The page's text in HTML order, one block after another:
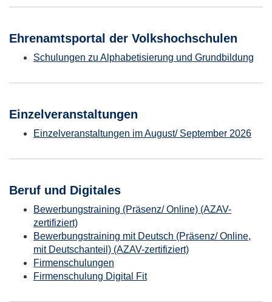
Ehrenamtsportal der Volkshochschulen
Schulungen zu Alphabetisierung und Grundbildung
Einzelveranstaltungen
Einzelveranstaltungen im August/ September 2026
Beruf und Digitales
Bewerbungstraining (Präsenz/ Online) (AZAV-
zertifiziert)
Bewerbungstraining mit Deutsch (Präsenz/ Online,
mit Deutschanteil) (AZAV-zertifiziert)
Firmenschulungen
Firmenschulung Digital Fit